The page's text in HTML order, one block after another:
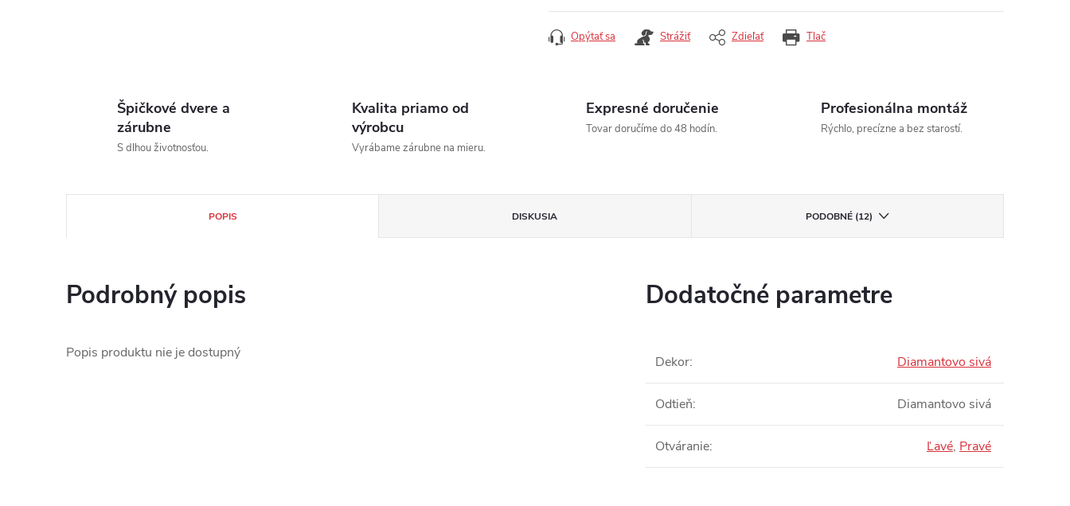
Tlač
Opýtať sa Strážiť Zdieľať
Špičkové dvere a
zárubne
S dlhou životnosťou.
Kvalita priamo od
výrobcu
Vyrábame zárubne na mieru.
Expresné doručenie
Tovar doručíme do 48 hodín.
Profesionálna montáž
Rýchlo, precízne a bez starostí.
POPIS DISKUSIA PODOBNÉ (12)
Podrobný popis
Popis produktu nie je dostupný
Dodatočné parametre
Dekor: Diamantovo sivá
Odtieň: Diamantovo sivá
Otváranie: Ľavé, Pravé